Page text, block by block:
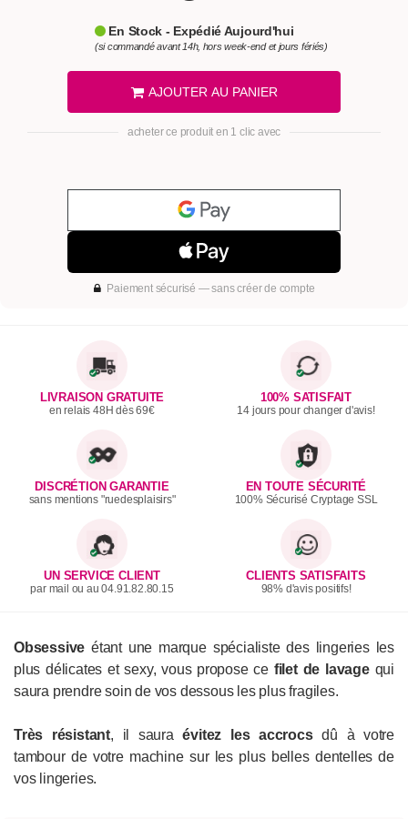
En Stock - Expédié Aujourd'hui
(si commandé avant 14h, hors week-end et jours fériés)
AJOUTER AU PANIER
acheter ce produit en 1 clic avec
Paiement sécurisé — sans créer de compte
LIVRAISON GRATUITE
en relais 48H dès 69€
100% SATISFAIT
14 jours pour changer d'avis!
DISCRÉTION GARANTIE
sans mentions "ruedesplaisirs"
EN TOUTE SÉCURITÉ
100% Sécurisé Cryptage SSL
UN SERVICE CLIENT
par mail ou au 04.91.82.80.15
CLIENTS SATISFAITS
98% d'avis positifs!
Obsessive étant une marque spécialiste des lingeries les
plus délicates et sexy, vous propose ce filet de lavagequi
saura prendre soin de vos dessous les plus fragiles.
Très résistant, il sauraévitez les accrocsdû à votre
tambour de votre machine sur les plus belles dentelles de
vos lingeries.